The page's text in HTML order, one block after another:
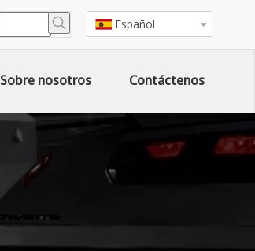
Español
Sobre nosotros Contáctenos